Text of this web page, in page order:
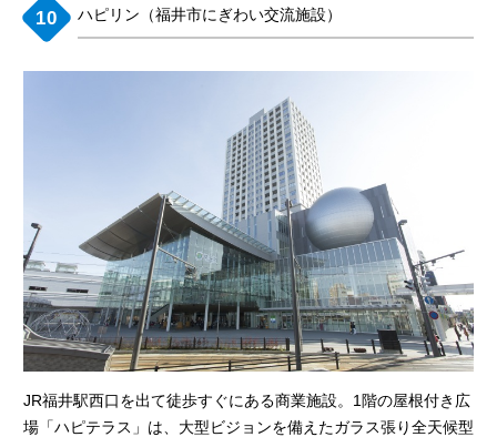
ハピリン（福井市にぎわい交流施設）
JR福井駅西口を出て徒歩すぐにある商業施設。1階の屋根付き広
場「ハピテラス」は、大型ビジョンを備えたガラス張り全天候型